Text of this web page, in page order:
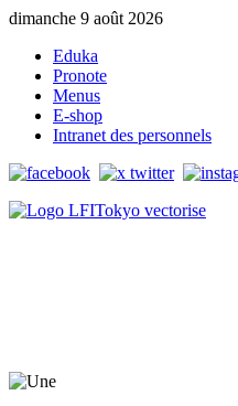
dimanche 9 août 2026
Eduka
Pronote
Menus
E-shop
Intranet des personnels